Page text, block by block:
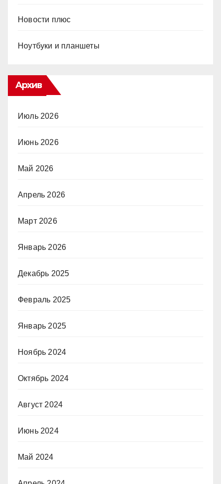
Новости плюс
Ноутбуки и планшеты
Архив
Июль 2026
Июнь 2026
Май 2026
Апрель 2026
Март 2026
Январь 2026
Декабрь 2025
Февраль 2025
Январь 2025
Ноябрь 2024
Октябрь 2024
Август 2024
Июнь 2024
Май 2024